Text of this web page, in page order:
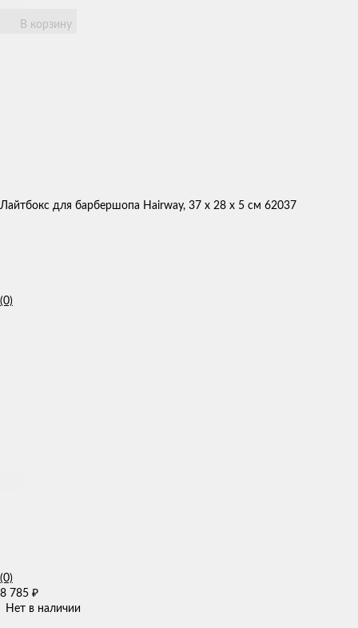
В корзину
Лайтбокс для барбершопа Hairway, 37 х 28 х 5 см 62037
(0)
(0)
8 785 ₽
Нет в наличии